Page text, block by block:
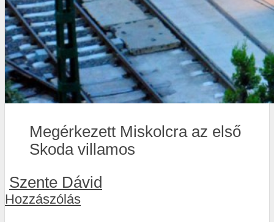
Megérkezett Miskolcra az első
Skoda villamos
Szente Dávid
Hozzászólás